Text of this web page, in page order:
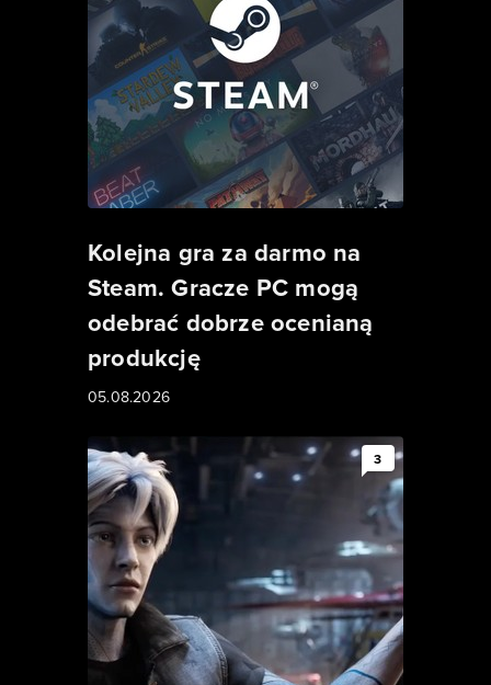
Kolejna gra za darmo na
Steam. Gracze PC mogą
odebrać dobrze ocenianą
produkcję
05.08.2026
3